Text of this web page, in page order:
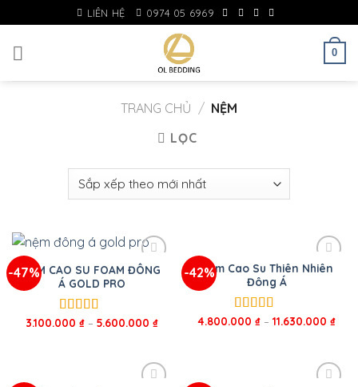
to
content
LIÊN HỆ 0974 05 6969
0
TRANG CHỦ / NỆM
LỌC
-47%
NỆM CAO SU FOAM ĐÔNG
Á GOLD PRO
Được xếp
3.100.000 ₫– 5.600.000 ₫
-42%Nệm Cao Su Thiên Nhiên
Đông Á
Được xếp
4.800.000 ₫– 11.630.000 ₫